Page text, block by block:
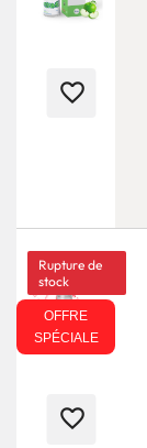
favorite_border
OFFRE
SPÉCIALE
Rupture de
stock
favorite_border